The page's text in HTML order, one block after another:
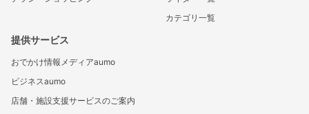
カテゴリ一覧
提供サービス
おでかけ情報メディアaumo
ビジネスaumo
店舗・施設支援サービスのご案内